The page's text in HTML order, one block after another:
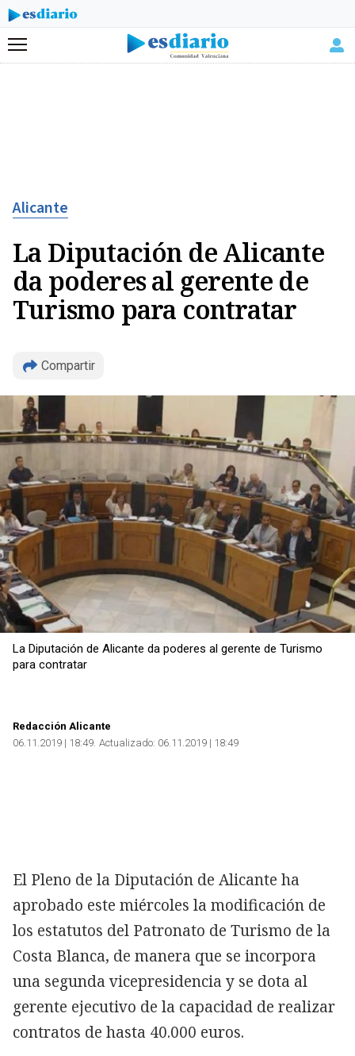
Menú
Alicante
La Diputación de Alicante
da poderes al gerente de
Turismo para contratar
Compartir
Copiar
La Diputación de Alicante da poderes al gerente de Turismo
para contratar
Redacción Alicante
06.11.2019 | 18:49 Actualizado: 06.11.2019 | 18:49
El Pleno de la Diputación de Alicante ha
aprobado este miércoles la modificación de
los estatutos del Patronato de Turismo de la
Costa Blanca, de manera que se incorpora
una segunda vicepresidencia y se dota al
gerente ejecutivo de la capacidad de realizar
contratos de hasta 40.000 euros.